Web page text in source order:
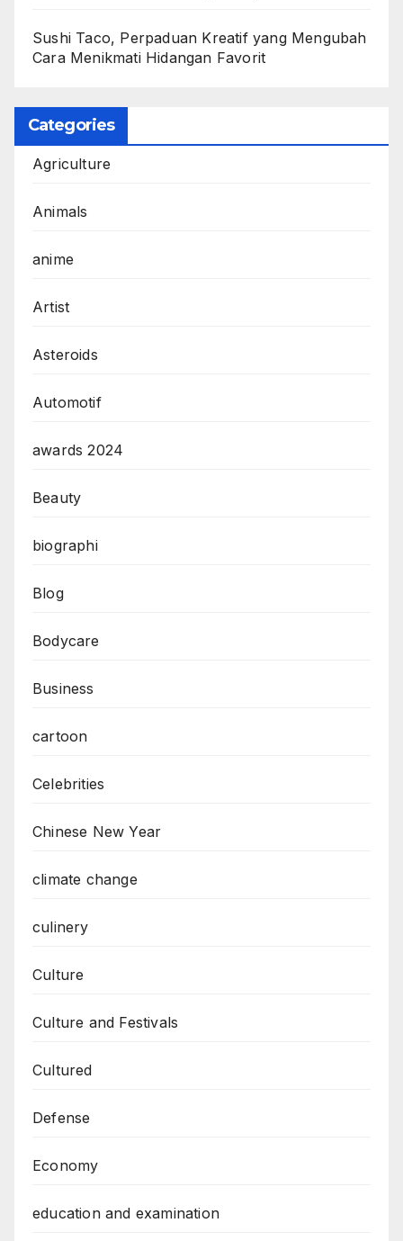
Sushi Taco, Perpaduan Kreatif yang Mengubah
Cara Menikmati Hidangan Favorit
Categories
Agriculture
Animals
anime
Artist
Asteroids
Automotif
awards 2024
Beauty
biographi
Blog
Bodycare
Business
cartoon
Celebrities
Chinese New Year
climate change
culinery
Culture
Culture and Festivals
Cultured
Defense
Economy
education and examination